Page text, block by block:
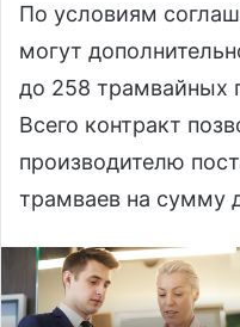
По условиям
могут
до 258 трамвайных
Всего контракт
производителю
трамваев на сумму